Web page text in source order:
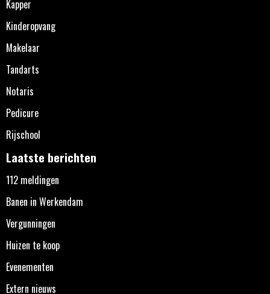
Kapper
Kinderopvang
Makelaar
Tandarts
Notaris
Pedicure
Rijschool
Laatste berichten
112 meldingen
Banen in Werkendam
Vergunningen
Huizen te koop
Evenementen
Extern nieuws